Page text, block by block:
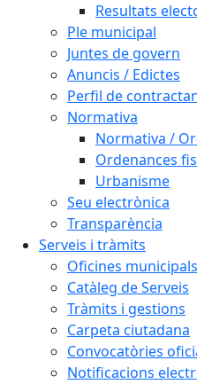
Resultats
Ple municipal
Juntes de govern
Anuncis / Edictes
Perfil de
Normativa
Normativa /
Ordenances
Urbanisme
Seu electrònica
Transparència
Serveis i tràmits
Oficines municipals
Catàleg de Serveis
Tràmits i gestions
Carpeta ciutadana
Convocatòries
Notificacions